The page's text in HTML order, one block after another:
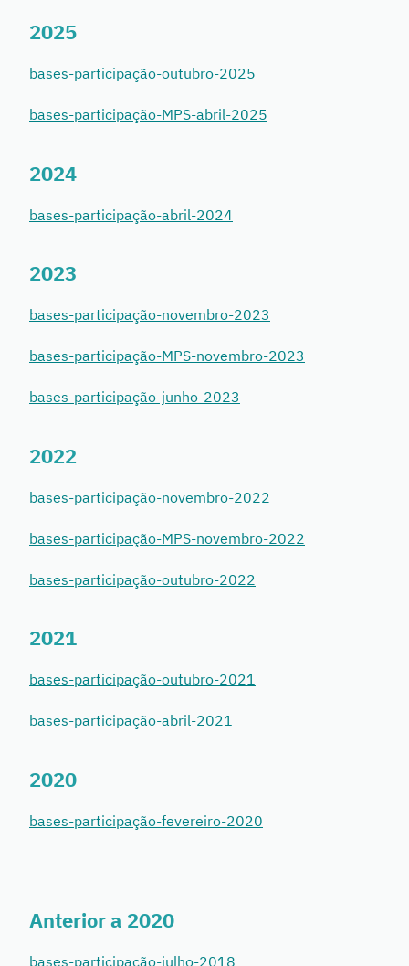
2025
bases-participação-outubro-2025
bases-participação-MPS-abril-2025
2024
bases-participação-abril-2024
2023
bases-participação-novembro-2023
bases-participação-MPS-novembro-2023
bases-participação-junho-2023
2022
bases-participação-novembro-2022
bases-participação-MPS-novembro-2022
bases-participação-outubro-2022
2021
bases-participação-outubro-2021
bases-participação-abril-2021
2020
bases-participação-fevereiro-2020
Anterior a 2020
bases-participação-julho-2018